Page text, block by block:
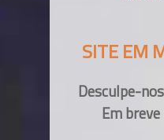
SITE EM
Desculpe-
Em